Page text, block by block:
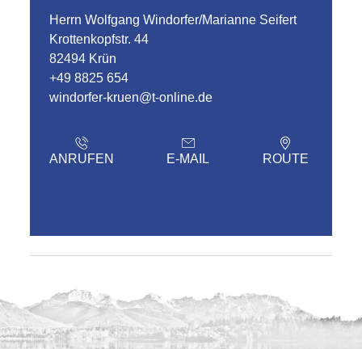
Herrn Wolfgang Windorfer/Marianne Seifert
Krottenkopfstr. 44
82494 Krün
+49 8825 654
windorfer-kruen@t-online.de
ANRUFEN E-MAIL ROUTE